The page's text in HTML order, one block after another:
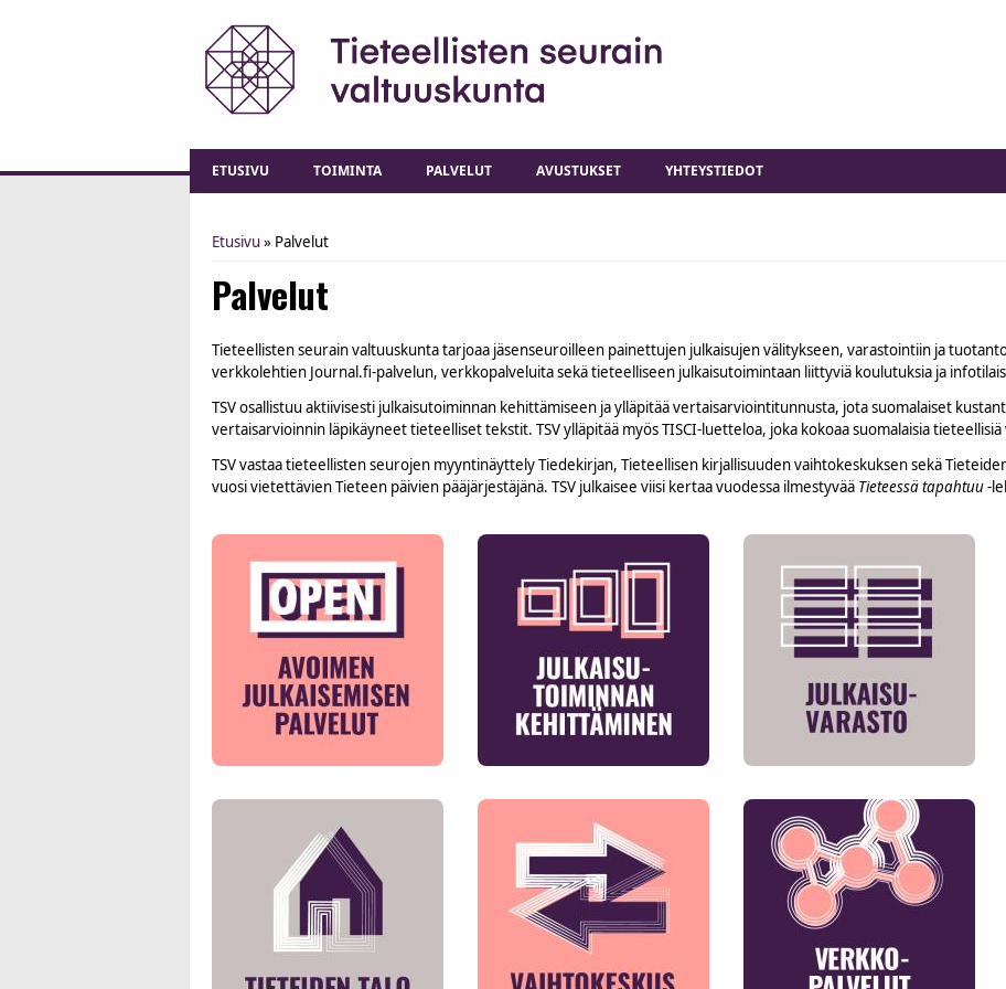
ETUSIVU TOIMINTA PALVELUT AVUSTUKSET YHTEYSTIEDOT
Etusivu» Palvelut
Palvelut
Tieteellisten seurain valtuuskunta tarjoaa jäsenseuroilleen painettujen julkaisujen välitykseen, varastointiin ja
verkkolehtien Journal.fi-palvelun, verkkopalveluita sekä tieteelliseen julkaisutoimintaan liittyviä koulutuksia ja
TSV osallistuu aktiivisesti julkaisutoiminnan kehittämiseen ja ylläpitää vertaisarviointitunnusta, jota suomalaiset
vertaisarvioinnin läpikäyneet tieteelliset tekstit. TSV ylläpitää myös TISCI-luetteloa, joka kokoaa suomalaisia
TSV vastaa tieteellisten seurojen myyntinäyttely Tiedekirjan, Tieteellisen kirjallisuuden vaihtokeskuksen sekä
vuosi vietettävien Tieteen päivien pääjärjestäjänä. TSV julkaisee viisi kertaa vuodessa ilmestyvää Tieteessä tapahtuu-